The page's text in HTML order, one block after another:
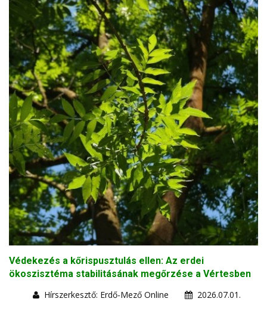
Védekezés a kőrispusztulás ellen: Az erdei
ökoszisztéma stabilitásának megőrzése a Vértesben
Hírszerkesztő: Erdő-Mező Online
2026.07.01.